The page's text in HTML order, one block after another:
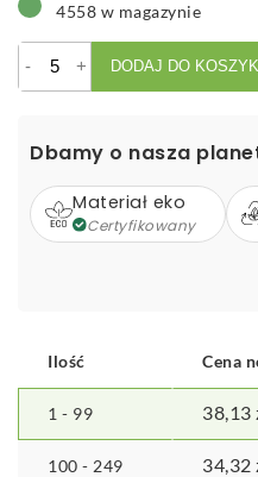
4558 w magazynie
-
ilość
RABS
+ DODAJ DO
Dbamy o nasza
Materiał eko
Certyfikowany
Ilość Cena
1 - 99 38,13
100 - 249 34,32